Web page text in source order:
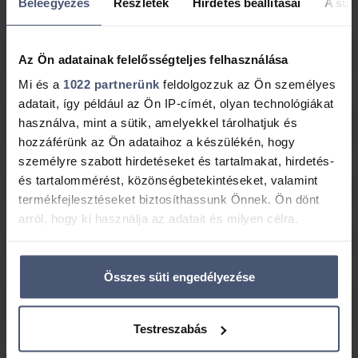
Az Ön adatainak felelősségteljes felhasználása
Mi és a 1022 partnerünk feldolgozzuk az Ön személyes
adatait, így például az Ön IP-címét, olyan technológiákat
használva, mint a sütik, amelyekkel tárolhatjuk és
hozzáférünk az Ön adataihoz a készülékén, hogy
személyre szabott hirdetéseket és tartalmakat, hirdetés-
és tartalommérést, közönségbetekintéseket, valamint
termékfejlesztéseket biztosíthassunk Önnek. Ön dönt
arról, hogy ki használja az adatait és milyen célra.
Ha engedélyezi, a következőt is meg szeretnénk tenni:
Információgyűjtés az Ön földrajzi elhelyezkedéséről
pár méteres pontossággal
tulajdonságainak (ujjlenyomat) aktív ellenőrzésével
Összes süti engedélyezése
Testreszabás
gyermeket?
Örökbefogadás esetén vannak külön
feltételek?
Élettársi kapcsolat esetén igényelhető a hitel?
Egyéni vállalkozóként is igényelhetem a
Babaváró hitelt?